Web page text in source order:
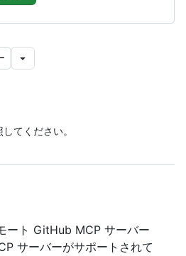
てください。
ート GitHub MCP サーバー
サーバーがサポートされて